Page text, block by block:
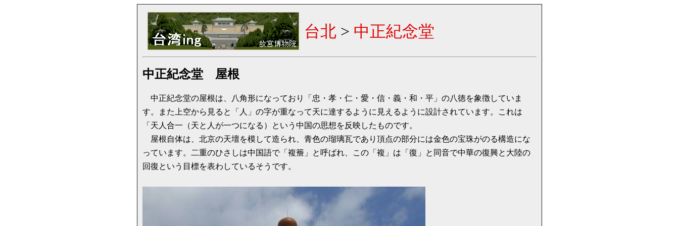
台北 > 中正紀念堂
中正紀念堂 屋根
中正紀念堂の屋根は、八角形になっており「忠・孝・仁・愛・信・義・和・平」の八徳を象徴していま
す。また上空から見ると「人」の字が重なって天に達するように見えるように設計されています。これは
「天人合一（天と人が一つになる）という中国の思想を反映したものです。
屋根自体は、北京の天壇を模して造られ、青色の瑠璃瓦であり頂点の部分には金色の宝珠がのる構造にな
っています。二重のひさしは中国語で「複簷」と呼ばれ、この「複」は「復」と同音で中華の復興と大陸の
回復という目標を表わしているそうです。